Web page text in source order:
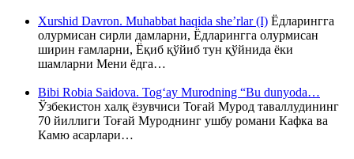
Xurshid Davron. Muhabbat haqida she’rlar (I) Ёдларингга
олурмисан сирли дамларни, Ёдларингга олурмисан
ширин ғамларни, Ёқиб қўйиб тун қўйнида ёки
шамларни Мени ёдга…
Bibi Robia Saidova. Tog‘ay Murodning “Bu dunyoda…
Ўзбекистон халқ ёзувчиси Тоғай Мурод таваллудининг
70 йиллиги Тоғай Муроднинг ушбу романи Кафка ва
Камю асарлари…